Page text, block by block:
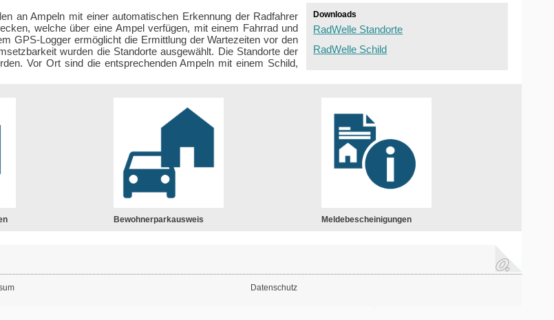
an Ampeln mit einer automatischen Erkennung der Radfahrer
welche über eine Ampel verfügen, mit einem Fahrrad und
GPS-Logger ermöglicht die Ermittlung der Wartezeiten vor den
wurden die Standorte ausgewählt. Die Standorte der
Vor Ort sind die entsprechenden Ampeln mit einem Schild,
Downloads
RadWelle Standorte
RadWelle Schild
Bewohnerparkausweis Meldebescheinigungen
Datenschutz